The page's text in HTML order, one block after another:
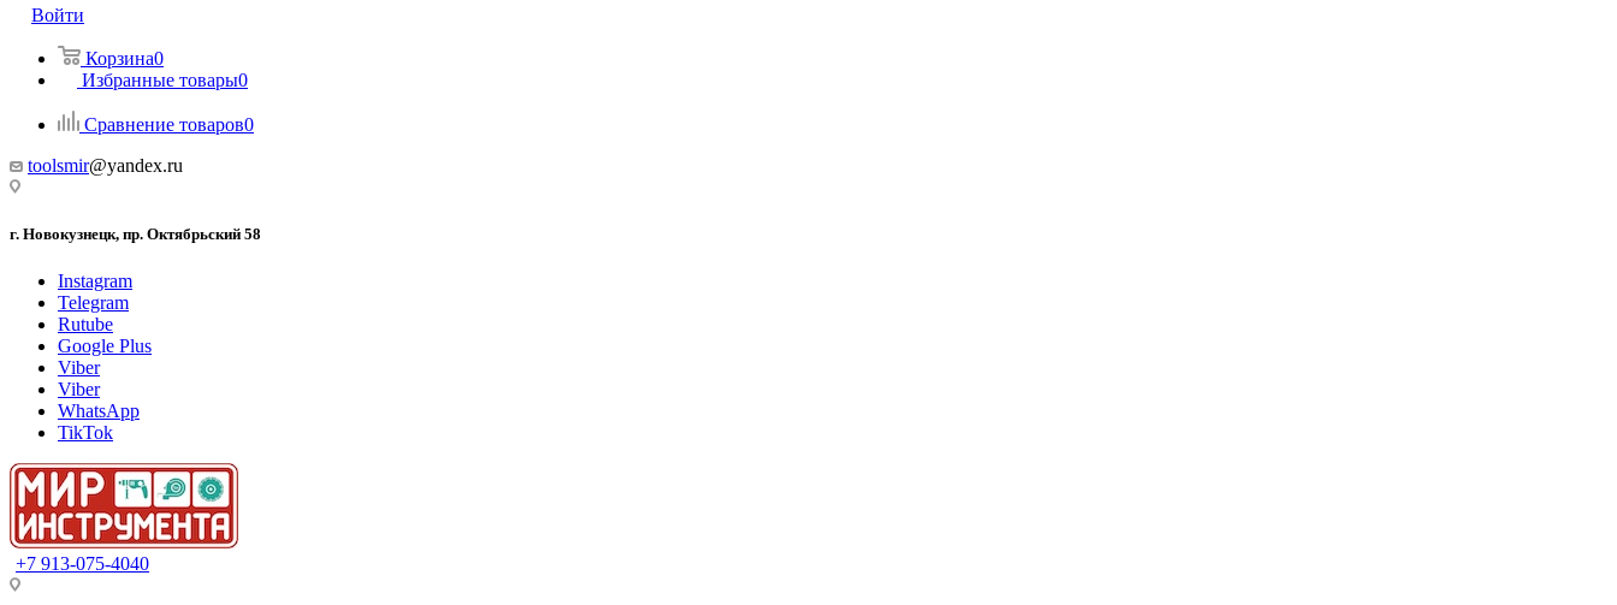
Войти
Корзина0
Избранные товары0
Сравнение товаров0
toolsmir@yandex.ru
г. Новокузнецк, пр. Октябрьский 58
Instagram
Telegram
Rutube
Google Plus
Viber
Viber
WhatsApp
TikTok
+7 913-075-4040